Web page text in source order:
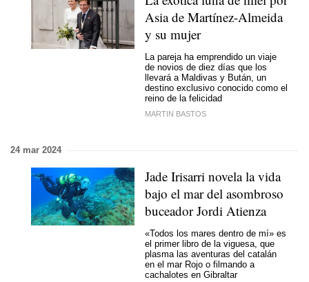
Asia de Martínez-Almeida
y su mujer
La pareja ha emprendido un viaje
de novios de diez días que los
llevará a Maldivas y Bután, un
destino exclusivo conocido como el
reino de la felicidad
MARTIN BASTOS
24 mar 2024
Jade Irisarri novela la vida
bajo el mar del asombroso
buceador Jordi Atienza
«Todos los mares dentro de mí» es
el primer libro de la viguesa, que
plasma las aventuras del catalán
en el mar Rojo o filmando a
cachalotes en Gibraltar